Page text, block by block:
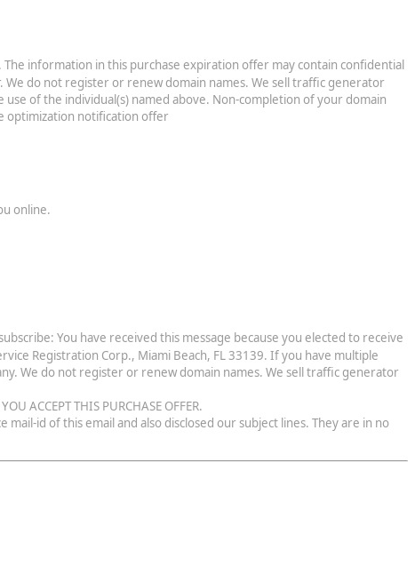
information in this purchase expiration offer may contain confidential
do not register or renew domain names. We sell traffic generator
of the individual(s) named above. Non-completion of your domain
optimization notification offer
online.
You have received this message because you elected to receive
Registration Corp., Miami Beach, FL 33139. If you have multiple
We do not register or renew domain names. We sell traffic generator
ACCEPT THIS PURCHASE OFFER.
id of this email and also disclosed our subject lines. They are in no